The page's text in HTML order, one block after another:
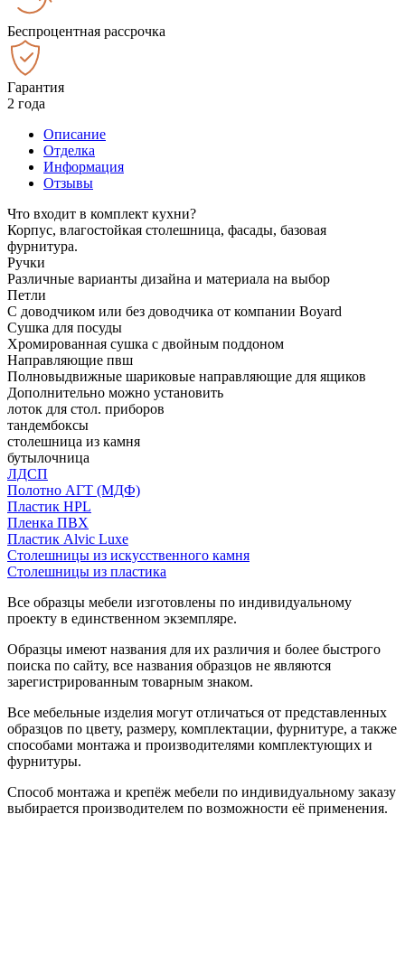
Беспроцентная рассрочка
Гарантия
2 года
Описание
Отделка
Информация
Отзывы
Что входит в комплект кухни?
Корпус, влагостойкая столешница, фасады, базовая
фурнитура.
Ручки
Различные варианты дизайна и материала на выбор
Петли
С доводчиком или без доводчика от компании Boyard
Сушка для посуды
Хромированная сушка с двойным поддоном
Направляющие пвш
Полновыдвижные шариковые направляющие для ящиков
Дополнительно можно установить
лоток для стол. приборов
тандембоксы
столешница из камня
бутылочница
ЛДСП
Полотно АГТ (МДФ)
Пластик HPL
Пленка ПВХ
Пластик Alvic Luxe
Столешницы из искусственного камня
Столешницы из пластика
Все образцы мебели изготовлены по индивидуальному
проекту в единственном экземпляре.
Образцы имеют названия для их различия и более быстрого
поиска по сайту, все названия образцов не являются
зарегистрированным товарным знаком.
Все мебельные изделия могут отличаться от представленных
образцов по цвету, размеру, комплектации, фурнитуре, а также
способами монтажа и производителями комплектующих и
фурнитуры.
Способ монтажа и крепёж мебели по индивидуальному заказу
выбирается производителем по возможности её применения.